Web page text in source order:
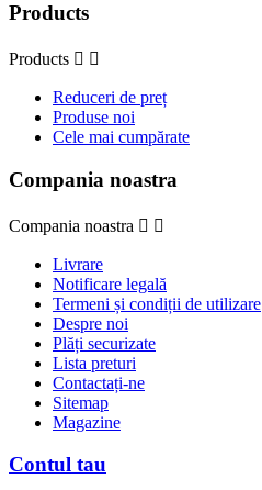
Products
Products  
Reduceri de preț
Produse noi
Cele mai cumpărate
Compania noastra
Compania noastra  
Livrare
Notificare legală
Termeni și condiții de utilizare
Despre noi
Plăți securizate
Lista preturi
Contactați-ne
Sitemap
Magazine
Contul tau